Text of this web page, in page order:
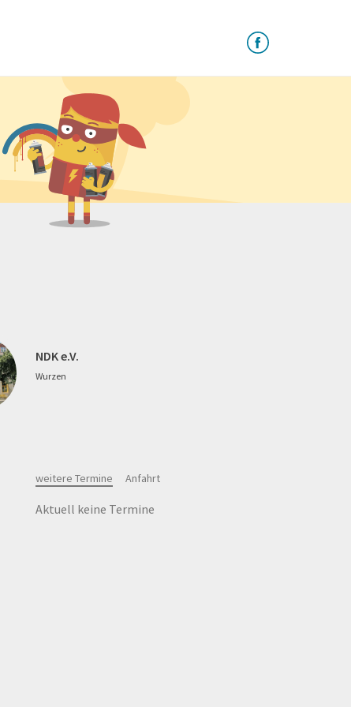
NDK e.V.
Wurzen
weitere Termine Anfahrt
Aktuell keine Termine